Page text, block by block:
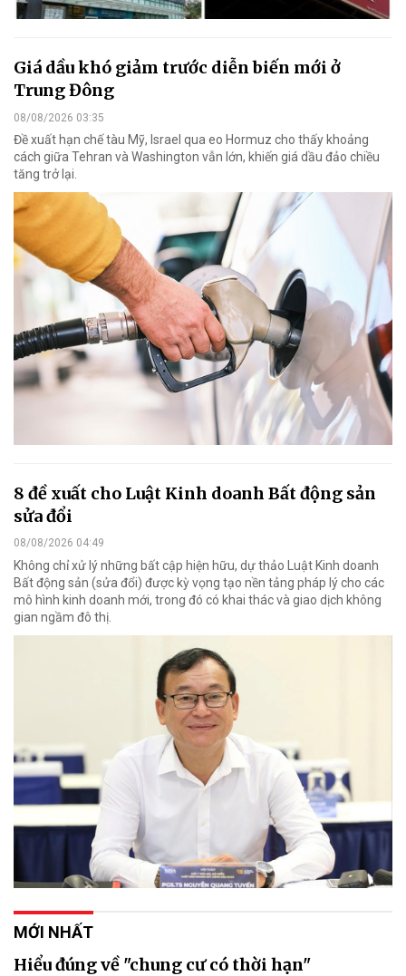
Giá dầu khó giảm trước diễn biến mới ở
Trung Đông
08/08/2026 03:35
Đề xuất hạn chế tàu Mỹ, Israel qua eo Hormuz cho thấy khoảng
cách giữa Tehran và Washington vẫn lớn, khiến giá dầu đảo chiều
tăng trở lại.
8 đề xuất cho Luật Kinh doanh Bất động sản
sửa đổi
08/08/2026 04:49
Không chỉ xử lý những bất cập hiện hữu, dự thảo Luật Kinh doanh
Bất động sản (sửa đổi) được kỳ vọng tạo nền tảng pháp lý cho các
mô hình kinh doanh mới, trong đó có khai thác và giao dịch không
gian ngầm đô thị.
MỚI NHẤT
Hiểu đúng về "chung cư có thời hạn"